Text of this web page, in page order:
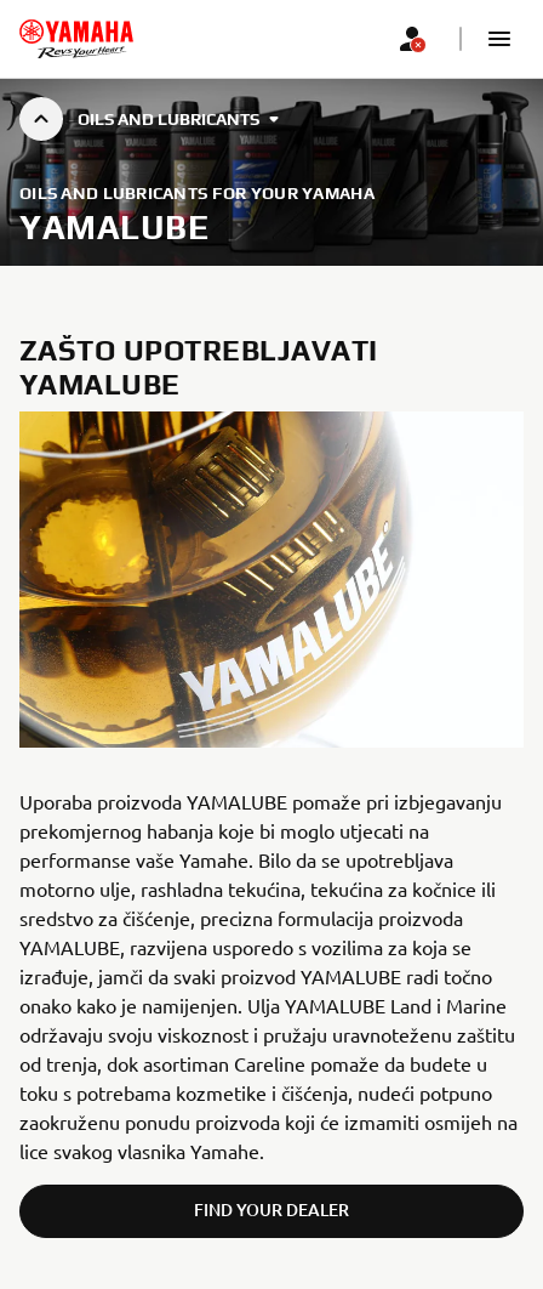
OILS AND LUBRICANTS
OILS AND LUBRICANTS FOR YOUR YAMAHA
YAMALUBE
ZAŠTO UPOTREBLJAVATI
YAMALUBE
Uporaba proizvoda YAMALUBE pomaže pri izbjegavanju
prekomjernog habanja koje bi moglo utjecati na
performanse vaše Yamahe. Bilo da se upotrebljava
motorno ulje, rashladna tekućina, tekućina za kočnice ili
sredstvo za čišćenje, precizna formulacija proizvoda
YAMALUBE, razvijena usporedo s vozilima za koja se
izrađuje, jamči da svaki proizvod YAMALUBE radi točno
onako kako je namijenjen. Ulja YAMALUBE Land i Marine
održavaju svoju viskoznost i pružaju uravnoteženu zaštitu
od trenja, dok asortiman Careline pomaže da budete u
toku s potrebama kozmetike i čišćenja, nudeći potpuno
zaokruženu ponudu proizvoda koji će izmamiti osmijeh na
lice svakog vlasnika Yamahe.
FIND YOUR DEALER